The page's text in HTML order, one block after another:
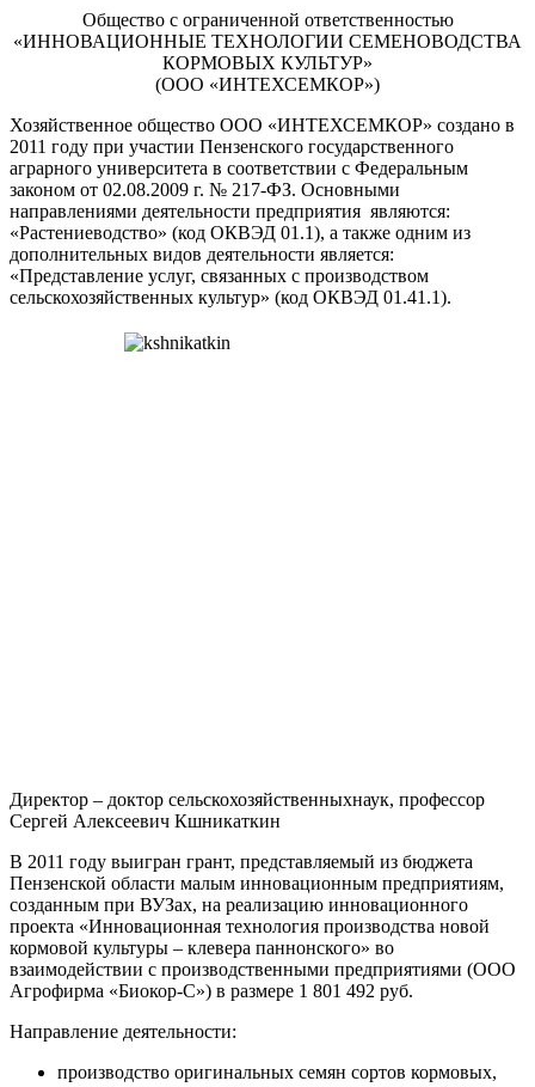
Общество с ограниченной ответственностью
«ИННОВАЦИОННЫЕ ТЕХНОЛОГИИ СЕМЕНОВОДСТВА
КОРМОВЫХ КУЛЬТУР»
(ООО «ИНТЕХСЕМКОР»)
Хозяйственное общество ООО «ИНТЕХСЕМКОР» создано в
2011 году при участии Пензенского государственного
аграрного университета в соответствии с Федеральным
законом от 02.08.2009 г. № 217-ФЗ. Основными
направлениями деятельности предприятия являются:
«Растениеводство» (код ОКВЭД 01.1), а также одним из
дополнительных видов деятельности является:
«Представление услуг, связанных с производством
сельскохозяйственных культур» (код ОКВЭД 01.41.1).
Директор – доктор сельскохозяйственныхнаук, профессор
Сергей Алексеевич Кшникаткин
В 2011 году выигран грант, представляемый из бюджета
Пензенской области малым инновационным предприятиям,
созданным при ВУЗах, на реализацию инновационного
проекта «Инновационная технология производства новой
кормовой культуры – клевера паннонского» во
взаимодействии с производственными предприятиями (ООО
Агрофирма «Биокор-С») в размере 1 801 492 руб.
Направление деятельности:
производство оригинальных семян сортов кормовых,